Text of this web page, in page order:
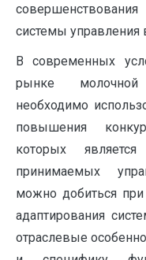
системы управления
В современных
рынке молочной
необходимо
повышения
которых
принимаемых
можно добиться
адаптирования
отраслевые